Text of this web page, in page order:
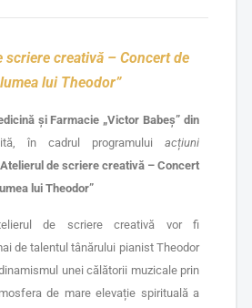
scriere creativă – Concert de
lui Theodor”
și Farmacie „Victor Babeș” din
în cadrul programuluiacțiuni
Atelierul de scriere creativă – Concert
lui Theodor”
de scriere creativă vor fi
de talentul tânărului pianist Theodor
unei călătorii muzicale prin
de mare elevație spirituală a